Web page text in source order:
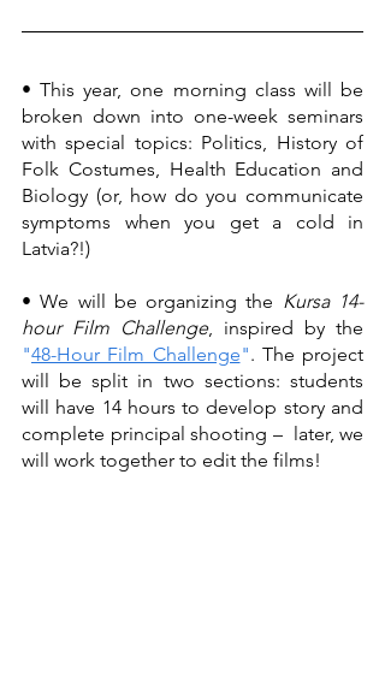
• This year, one morning class will be
broken down into one-week seminars
with special topics: Politics, History of
Folk Costumes, Health Education and
Biology (or, how do you communicate
symptoms when you get a cold in
Latvia?!)
• We will be organizing the Kursa 14-
hour Film Challenge
"48-Hour Film Challenge". The project
will be split in two sections: students
will have 14 hours to develop story and
complete principal shooting –  later, we
will work together to edit the films!